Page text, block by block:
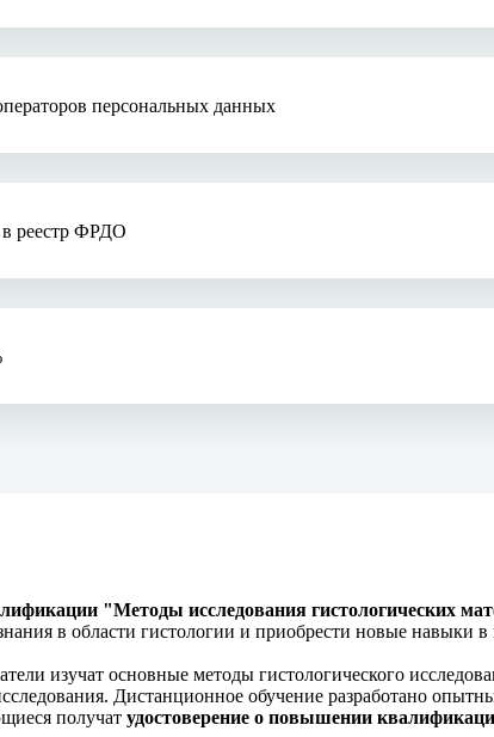
персональных данных
реестр ФРДО
"Методы исследования гистологических
в области гистологии и приобрести новые навыки
изучат основные методы гистологического
Дистанционное обучение разработано
получат удостоверение о повышении